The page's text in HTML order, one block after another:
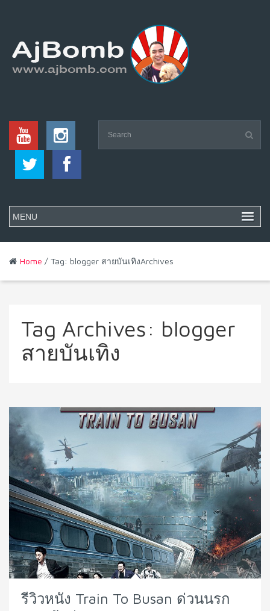
Home / Tag: blogger สายบันเทิงArchives
Tag Archives: blogger
สายบันเทิง
รีวิวหนัง Train To Busan ด่วนนรก